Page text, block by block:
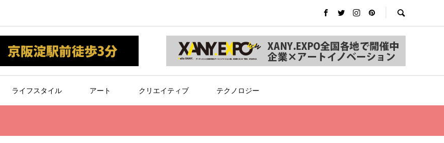
ライフスタイル アート クリエイティブ テクノロジー